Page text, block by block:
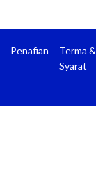
Penafian
Terma &
Syarat